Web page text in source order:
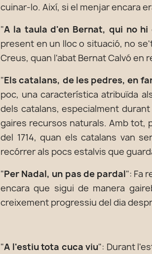
cuinar-lo. Així, si el menjar encara
"A la taula d'en Bernat, qui no
present en un lloc o situació, no
Creus, quan l'abat Bernat Calvó en
"Els catalans, de les pedres, en
poc, una característica atribuïda
dels catalans, especialment
gaires recursos naturals. Amb tot,
del 1714, quan els catalans van
recórrer als pocs estalvis que
"Per Nadal, un pas de pardal": Fa
encara que sigui de manera
creixement progressiu del dia
"A l'estiu tota cuca viu": Durant